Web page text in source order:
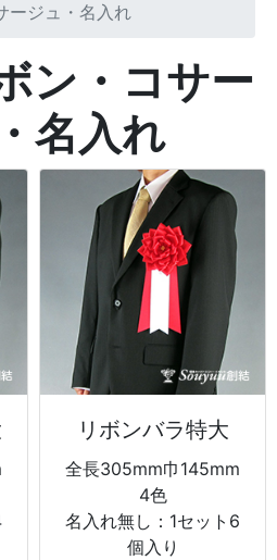
ージュ・名入れ
ン・コサー
名入れ
リボンバラ特大
全長305mm巾145mm
4色
名入れ無し：1セット6
個入り